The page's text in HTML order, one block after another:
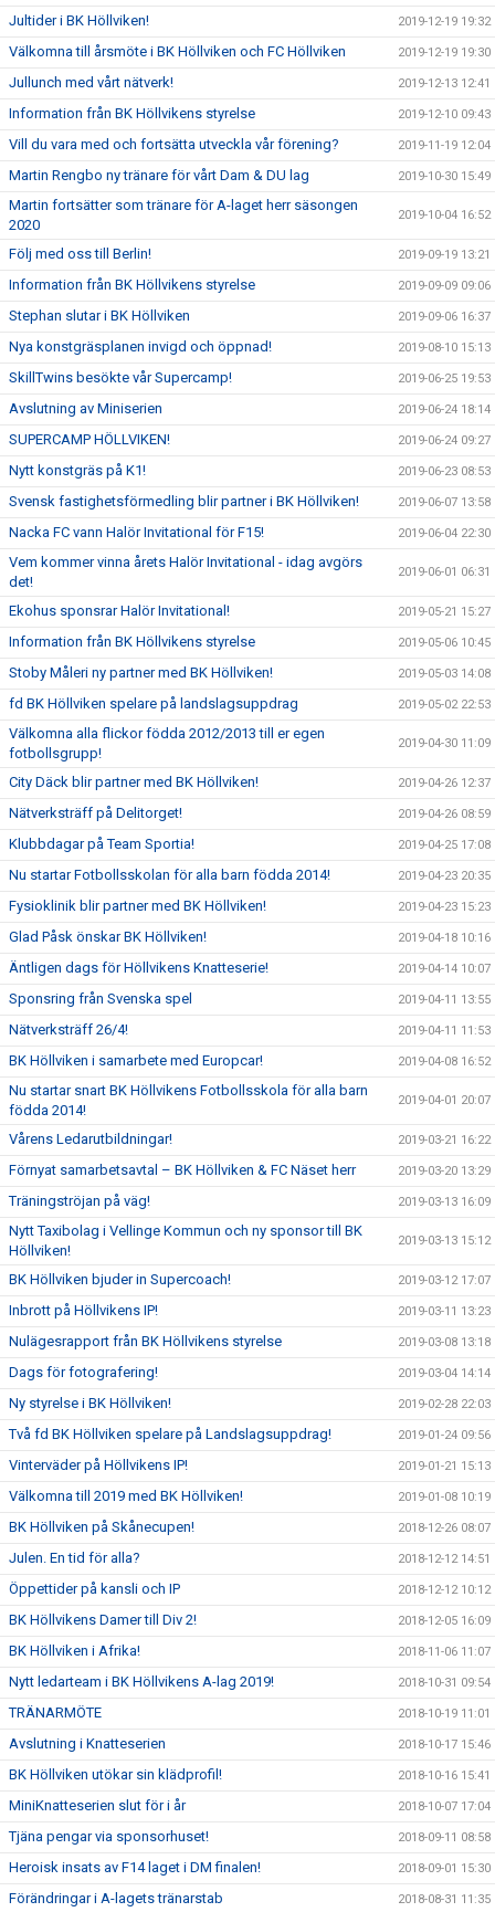
Jultider i BK Höllviken! 2019-12-19 19:32
Välkomna till årsmöte i BK Höllviken och FC Höllviken 2019-12-19 19:30
Jullunch med vårt nätverk! 2019-12-13 12:41
Information från BK Höllvikens styrelse 2019-12-10 09:43
Vill du vara med och fortsätta utveckla vår förening? 2019-11-19 12:04
Martin Rengbo ny tränare för vårt Dam & DU lag 2019-10-30 15:49
Martin fortsätter som tränare för A-laget herr säsongen
2020
2019-10-04 16:52
Följ med oss till Berlin! 2019-09-19 13:21
Information från BK Höllvikens styrelse 2019-09-09 09:06
Stephan slutar i BK Höllviken 2019-09-06 16:37
Nya konstgräsplanen invigd och öppnad! 2019-08-10 15:13
SkillTwins besökte vår Supercamp! 2019-06-25 19:53
Avslutning av Miniserien 2019-06-24 18:14
SUPERCAMP HÖLLVIKEN! 2019-06-24 09:27
Nytt konstgräs på K1! 2019-06-23 08:53
Svensk fastighetsförmedling blir partner i BK Höllviken! 2019-06-07 13:58
Nacka FC vann Halör Invitational för F15! 2019-06-04 22:30
Vem kommer vinna årets Halör Invitational - idag avgörs
det!
2019-06-01 06:31
Ekohus sponsrar Halör Invitational! 2019-05-21 15:27
Information från BK Höllvikens styrelse 2019-05-06 10:45
Stoby Måleri ny partner med BK Höllviken! 2019-05-03 14:08
fd BK Höllviken spelare på landslagsuppdrag 2019-05-02 22:53
Välkomna alla flickor födda 2012/2013 till er egen
fotbollsgrupp!
2019-04-30 11:09
City Däck blir partner med BK Höllviken! 2019-04-26 12:37
Nätverksträff på Delitorget! 2019-04-26 08:59
Klubbdagar på Team Sportia! 2019-04-25 17:08
Nu startar Fotbollsskolan för alla barn födda 2014! 2019-04-23 20:35
Fysioklinik blir partner med BK Höllviken! 2019-04-23 15:23
Glad Påsk önskar BK Höllviken! 2019-04-18 10:16
Äntligen dags för Höllvikens Knatteserie! 2019-04-14 10:07
Sponsring från Svenska spel 2019-04-11 13:55
Nätverksträff 26/4! 2019-04-11 11:53
BK Höllviken i samarbete med Europcar! 2019-04-08 16:52
Nu startar snart BK Höllvikens Fotbollsskola för alla barn
födda 2014!
2019-04-01 20:07
Vårens Ledarutbildningar! 2019-03-21 16:22
Förnyat samarbetsavtal – BK Höllviken & FC Näset herr 2019-03-20 13:29
Träningströjan på väg! 2019-03-13 16:09
Nytt Taxibolag i Vellinge Kommun och ny sponsor till BK
Höllviken!
2019-03-13 15:12
BK Höllviken bjuder in Supercoach! 2019-03-12 17:07
Inbrott på Höllvikens IP! 2019-03-11 13:23
Nulägesrapport från BK Höllvikens styrelse 2019-03-08 13:18
Dags för fotografering! 2019-03-04 14:14
Ny styrelse i BK Höllviken! 2019-02-28 22:03
Två fd BK Höllviken spelare på Landslagsuppdrag! 2019-01-24 09:56
Vinterväder på Höllvikens IP! 2019-01-21 15:13
Välkomna till 2019 med BK Höllviken! 2019-01-08 10:19
BK Höllviken på Skånecupen! 2018-12-26 08:07
Julen. En tid för alla? 2018-12-12 14:51
Öppettider på kansli och IP 2018-12-12 10:12
BK Höllvikens Damer till Div 2! 2018-12-05 16:09
BK Höllviken i Afrika! 2018-11-06 11:07
Nytt ledarteam i BK Höllvikens A-lag 2019! 2018-10-31 09:54
TRÄNARMÖTE 2018-10-19 11:01
Avslutning i Knatteserien 2018-10-17 15:46
BK Höllviken utökar sin klädprofil! 2018-10-16 15:41
MiniKnatteserien slut för i år 2018-10-07 17:04
Tjäna pengar via sponsorhuset! 2018-09-11 08:58
Heroisk insats av F14 laget i DM finalen! 2018-09-01 15:30
Förändringar i A-lagets tränarstab 2018-08-31 11:35